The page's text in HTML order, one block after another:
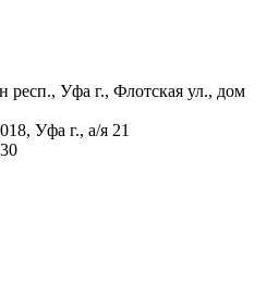
респ., Уфа г., Флотская ул., дом
Уфа г., а/я 21